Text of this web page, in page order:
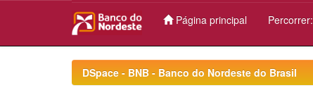
Página principal Percorrer:
DSpace - BNB - Banco do Nordeste do Brasil